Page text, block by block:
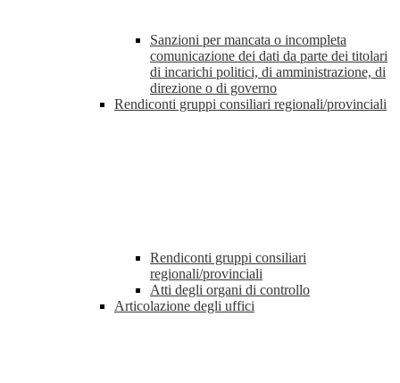
Sanzioni per mancata o incompleta
comunicazione dei dati da parte dei titolari
di incarichi politici, di amministrazione, di
direzione o di governo
Rendiconti gruppi consiliari regionali/provinciali
Rendiconti gruppi consiliari
regionali/provinciali
Atti degli organi di controllo
Articolazione degli uffici